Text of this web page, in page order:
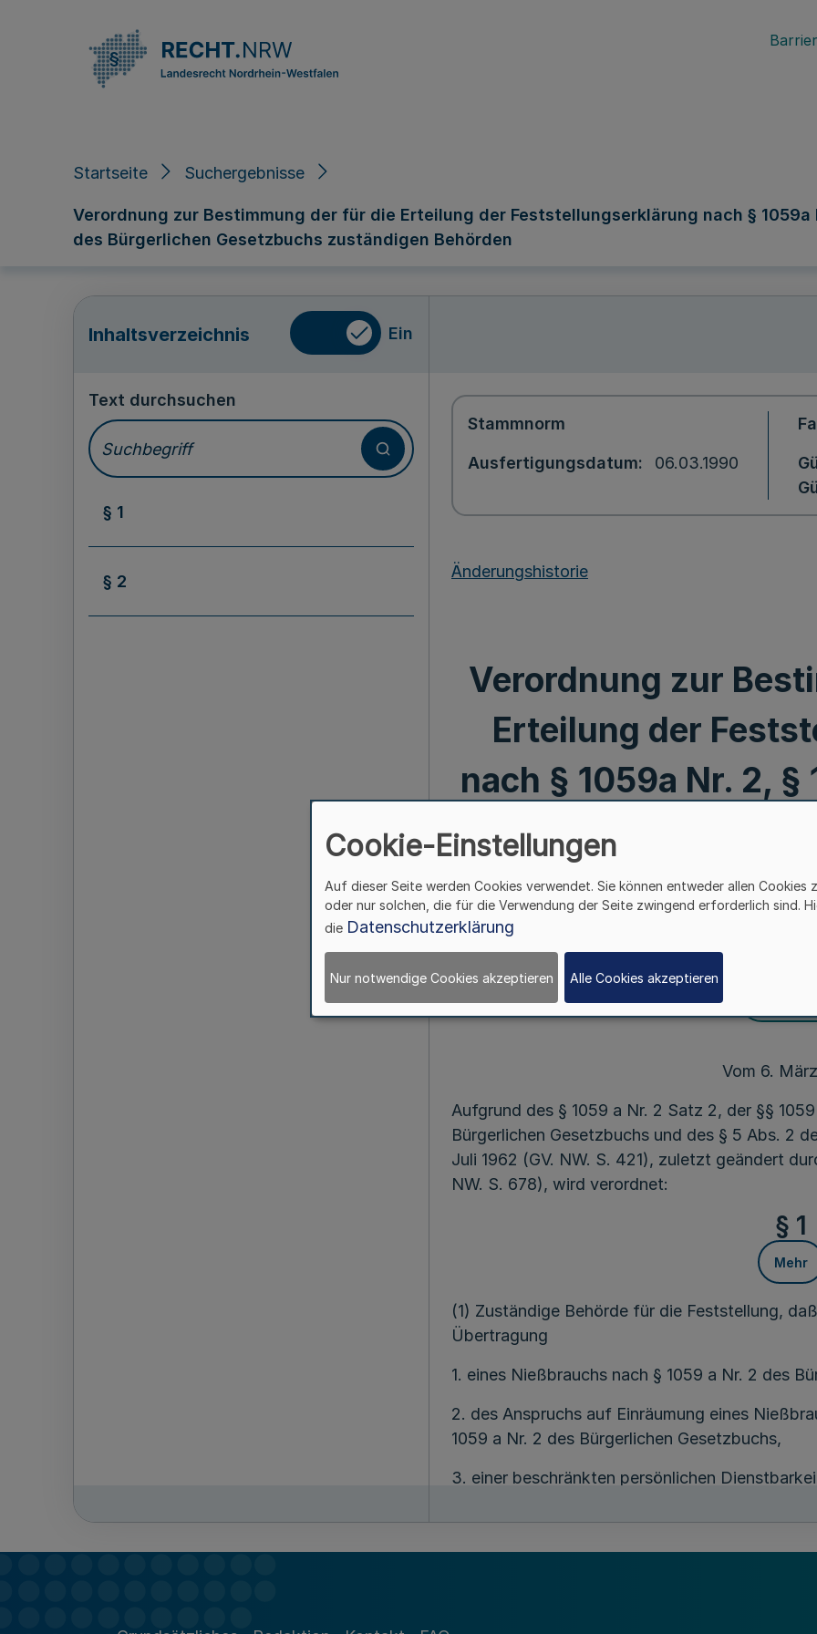
Startseite Suchergebnisse
Verordnung zur Bestimmung der für die Erteilung der Feststellungserklärung nach § 1059a
des Bürgerlichen Gesetzbuchs zuständigen Behörden
Inhaltsverzeichnis Ein
Text durchsuchen
§ 1
§ 2
Stammnorm
Ausfertigungsdatum 06.03.1990
Änderungshistorie
Verordnung zur
Erteilung der
nach § 1059a Nr. 2,
2 und § 1098 Abs.
Gesetzbuchs
Vom 6.
Aufgrund des § 1059 a Nr. 2 Satz 2, der §§
Bürgerlichen Gesetzbuchs und des § 5 Abs. 2
Juli 1962 (GV. NW. S. 421), zuletzt geändert
NW. S. 678), wird verordnet:
§ 1
Mehr
(1) Zuständige Behörde für die Feststellung,
Übertragung
1. eines Nießbrauchs nach § 1059 a Nr. 2 des
2. des Anspruchs auf Einräumung eines
1059 a Nr. 2 des Bürgerlichen Gesetzbuchs,
3. einer beschränkten persönlichen
1059 a Nr. 2 des Bürgerlichen Gesetzbuchs,
Cookie-Einstellungen
Auf dieser Seite werden Cookies verwendet. Sie können entweder allen Cookies
oder nur solchen, die für die Verwendung der Seite zwingend erforderlich sind.
die Datenschutzerklärung
Nur notwendige Cookies akzeptieren Alle Cookies akzeptieren